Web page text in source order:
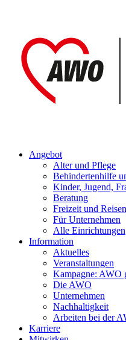
Angebot
Alter und Pflege
Behindertenhilfe
Kinder, Jugend,
Beratung
Freizeit und Reisen
Für Unternehmen
Alle Einrichtungen
Information
Aktuelles
Veranstaltungen
Kampagne: AWO
Die AWO
Unternehmen
Nachhaltigkeit
Arbeiten bei der
Karriere